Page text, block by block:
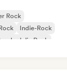
Rock
Indie-Rock
Rock